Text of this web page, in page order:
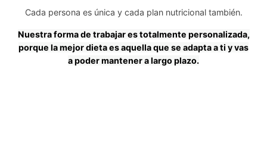
Cada persona es única y cada plan nutricional también.
Nuestra forma de trabajar es totalmente personalizada,
porque la mejor dieta es aquella que se adapta a ti y vas
a poder mantener a largo plazo.